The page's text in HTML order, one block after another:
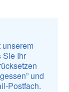
Sie Ihr
und
Postfach.